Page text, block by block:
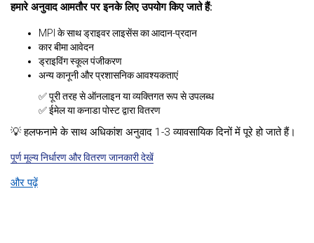
हमारे अनुवाद आमतौर पर इनके लिए उपयोग किए जाते हैं:
MPI के साथ ड्राइवर लाइसेंस का आदान-प्रदान
कार बीमा आवेदन
ड्राइविंग स्कूल पंजीकरण
अन्य कानूनी और प्रशासनिक आवश्यकताएं
✅ पूरी तरह से ऑनलाइन या व्यक्तिगत रूप से उपलब्ध
✅ ईमेल या कनाडा पोस्ट द्वारा वितरण
💡 हलफनामे के साथ अधिकांश अनुवाद 1-3 व्यावसायिक दिनों में पूरे हो जाते हैं।
पूर्ण मूल्य निर्धारण और वितरण जानकारी देखें
और पढ़ें